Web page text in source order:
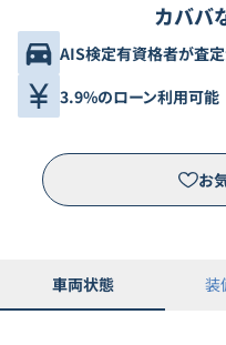
カババ
AIS検定有資格者が査
3.9%のローン利用可能
お
車両状態 装